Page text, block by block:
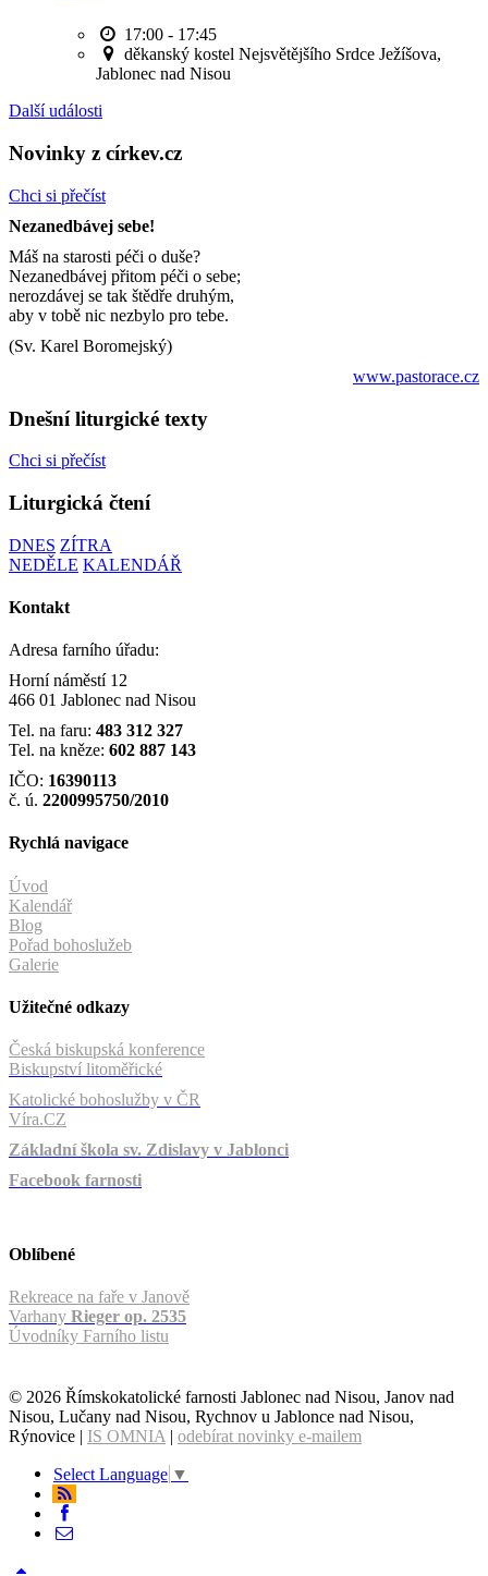
17:00 - 17:45
děkanský kostel Nejsvětějšího Srdce Ježíšova,
Jablonec nad Nisou
Další události
Novinky z církev.cz
Chci si přečíst
Nezanedbávej sebe!
Máš na starosti péči o duše?
Nezanedbávej přitom péči o sebe;
nerozdávej se tak štědře druhým,
aby v tobě nic nezbylo pro tebe.
(Sv. Karel Boromejský)
www.pastorace.cz
Dnešní liturgické texty
Chci si přečíst
Liturgická čtení
DNES ZÍTRA
NEDĚLE KALENDÁŘ
Kontakt
Adresa farního úřadu:
Horní náměstí 12
466 01 Jablonec nad Nisou
Tel. na faru: 483 312 327
Tel. na kněze: 602 887 143
IČO: 16390113
č. ú. 2200995750/2010
Rychlá navigace
Úvod
Kalendář
Blog
Pořad bohoslužeb
Galerie
Užitečné odkazy
Česká biskupská konference
Biskupství litoměřické
Katolické bohoslužby v ČR
Víra.CZ
Základní škola sv. Zdislavy v Jablonci
Facebook farnosti
Oblíbené
Rekreace na faře v Janově
Varhany Rieger op. 2535
Úvodníky Farního listu
© 2026 Římskokatolické farnosti Jablonec nad Nisou, Janov nad
Nisou, Lučany nad Nisou, Rychnov u Jablonce nad Nisou,
Rýnovice | IS OMNIA | odebírat novinky e-mailem
Select Language ▼